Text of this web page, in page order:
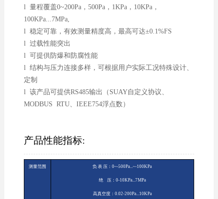
l 量程覆盖0~200Pa，500Pa，1KPa，10KPa，
100KPa...7MPa,
l 稳定可靠，有效测量精度高，最高可达±0.1%FS
l 过载性能突出
l 可提供防爆和防腐性能
l 结构与压力连接多样，可根据用户实际工况特殊设计、
定制
l 该产品可提供RS485输出（SUAY自定义协议、
MODBUS RTU、IEEE754浮点数）
产品性能指标:
测量范围 负 表 压：0~-500Pa...~-100KPa
绝 压：0-10KPa...7MPa
高真空度：0.02-200Pa...10KPa